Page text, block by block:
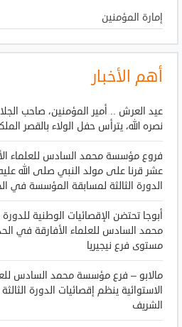
إمارة المؤمنين
أهم الأخبار
عيد العرش .. أمير المؤمنين، صاحب
نصره الله، يترأس حفل الولاء بالقصر
فروع مؤسسة محمد السادس للعلماء
عشر قرنا على مولد النبي صلى الله
الدورة الثالثة لمسابقة المؤسسة في
أبوجا تحتضن الإقصائيات الوطنية
محمد السادس للعلماء الأفارقة في
مستوى فرع نيجيريا
مالابو – فرع مؤسسة محمد السادس
الاستوائية ينظم إقصائيات الدورة
الشريف